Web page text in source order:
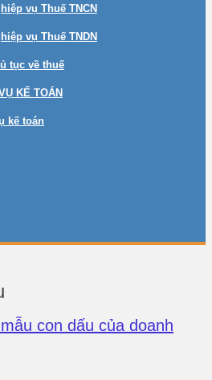
vụ Thuế TNCN
vụ Thuế TNDN
tục về thuế
KẾ TOÁN
kế toán
con dấu của doanh